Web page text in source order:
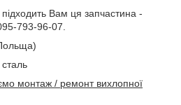
Вам ця запчастина -
793-96-07.
монтаж / ремонт вихлопної